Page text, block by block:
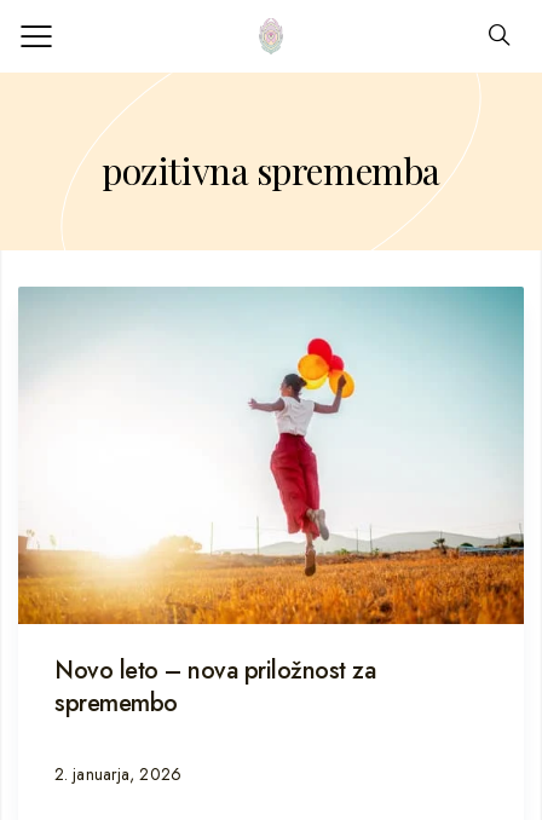
pozitivna sprememba
Novo leto – nova priložnost za
spremembo
2. januarja, 2026